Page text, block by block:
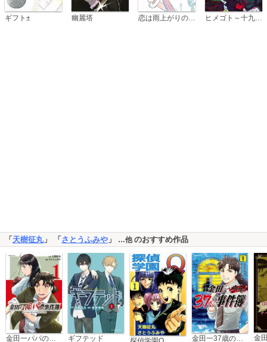
ギフト± 幽麗塔 恋は雨上がりのように ヒメゴト～十九歳の制服～
「 天樹征丸」 「 さとうふみや 」 …他のおすすめ作品
ギフテッド